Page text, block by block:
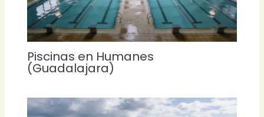
Piscinas en Humanes
(Guadalajara)